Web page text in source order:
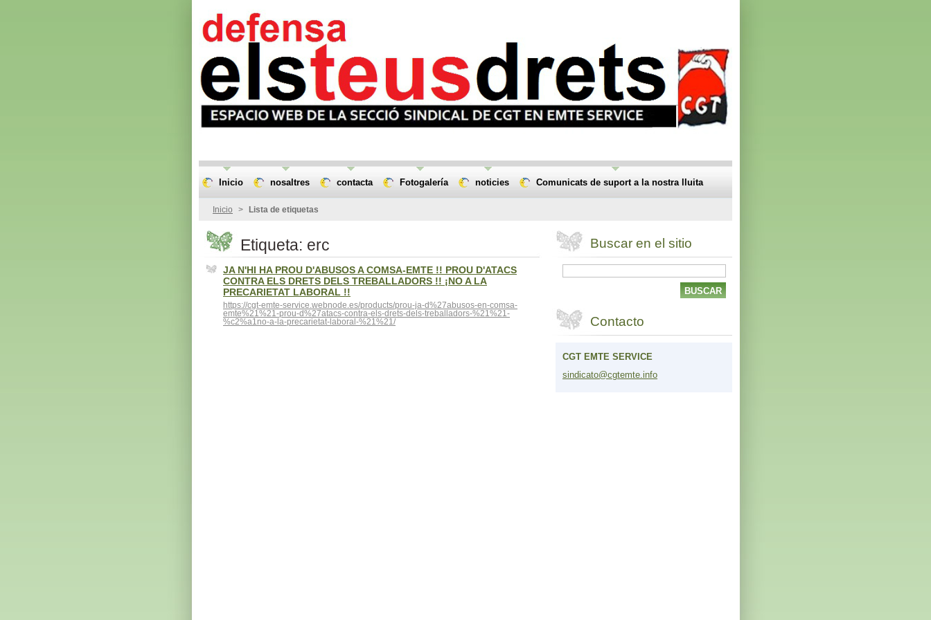
Inicio > Lista de etiquetas
Etiqueta: erc
JA N'HI HA PROU D'ABUSOS A COMSA-EMTE !! PROU D'ATACS
CONTRA ELS DRETS DELS TREBALLADORS !! ¡NO A LA
PRECARIETAT LABORAL !!
https://cgt-emte-service.webnode.es/products/prou-ja-d%27abusos-en-comsa-
emte%21%21-prou-d%27atacs-contra-els-drets-dels-treballadors-%21%21-
%c2%a1no-a-la-precarietat-laboral-%21%21/
Buscar en el sitio
Contacto
CGT EMTE SERVICE
sindicato@cgtemte.info
Inicio nosaltres contacta Fotogalería noticies Comunicats de suport a la nostra lluita